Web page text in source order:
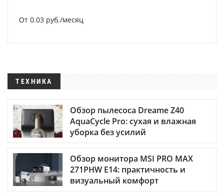
От 0.03 руб./месяц
ТЕХНИКА
Обзор пылесоса Dreame Z40
AquaCycle Pro: сухая и влажная
уборка без усилий
Обзор монитора MSI PRO MAX
271PHW E14: практичность и
визуальный комфорт